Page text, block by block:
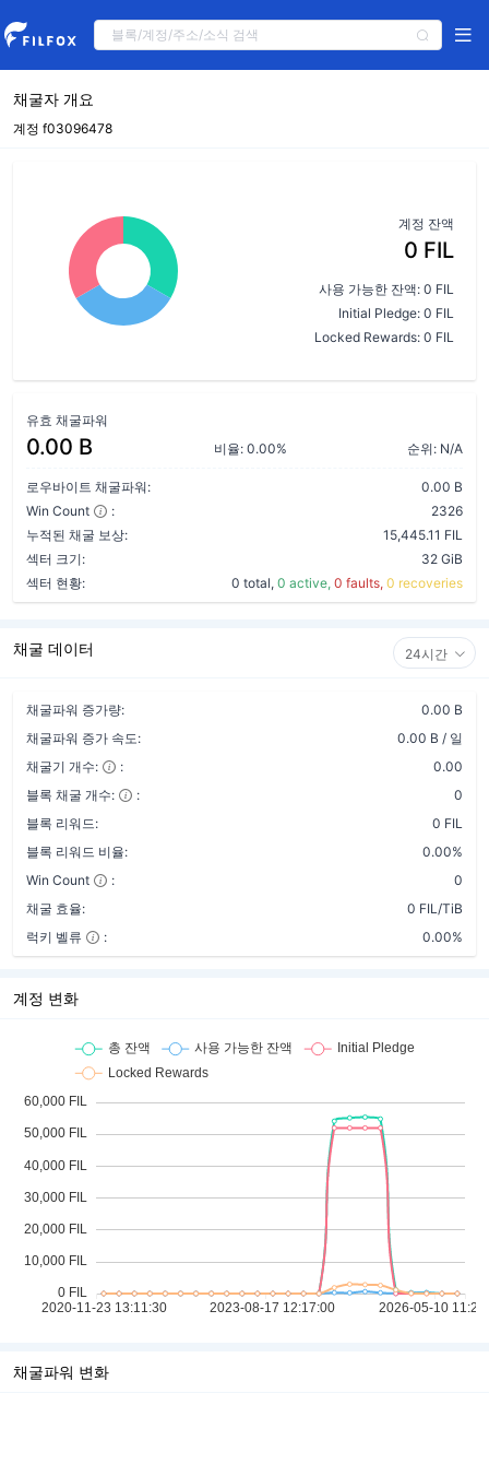
채굴자 개요
계정 f03096478
계정 잔액
0 FIL
사용 가능한 잔액: 0 FIL
Initial Pledge: 0 FIL
Locked Rewards: 0 FIL
유효 채굴파워
0.00 B 비율: 0.00% 순위: N/A
로우바이트 채굴파워:
0.00 B
Win Count
:
2326
누적된 채굴 보상:
15,445.11 FIL
섹터 크기:
32 GiB
섹터 현황:
0 total, 0 active, 0 faults, 0 recoveries
채굴 데이터 24시간
채굴파워 증가량:
0.00 B
채굴파워 증가 속도:
0.00 B / 일
채굴기 개수:
:
0.00
블록 채굴 개수:
:
0
블록 리워드:
0 FIL
블록 리워드 비율:
0.00%
Win Count
:
0
채굴 효율:
0 FIL/TiB
럭키 벨류
: 0.00%
계정 변화
채굴파워 변화